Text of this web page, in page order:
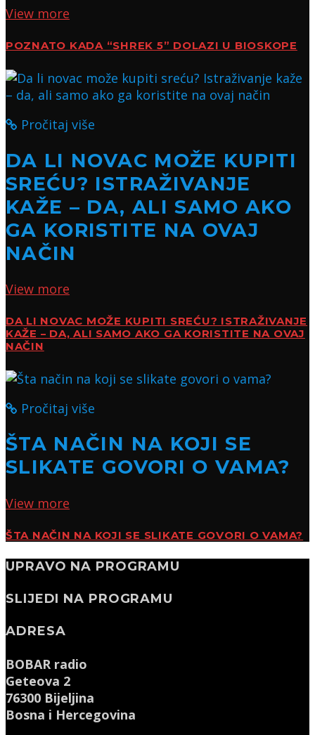
View more
POZNATO KADA “SHREK 5” DOLAZI U BIOSKOPE
Pročitaj više
DA LI NOVAC MOŽE KUPITI
SREĆU? ISTRAŽIVANJE
KAŽE – DA, ALI SAMO AKO
GA KORISTITE NA OVAJ
NAČIN
View more
DA LI NOVAC MOŽE KUPITI SREĆU? ISTRAŽIVANJE
KAŽE – DA, ALI SAMO AKO GA KORISTITE NA OVAJ
NAČIN
Pročitaj više
ŠTA NAČIN NA KOJI SE
SLIKATE GOVORI O VAMA?
View more
ŠTA NAČIN NA KOJI SE SLIKATE GOVORI O VAMA?
UPRAVO NA PROGRAMU
SLIJEDI NA PROGRAMU
ADRESA
BOBAR radio
Geteova 2
76300 Bijeljina
Bosna i Hercegovina